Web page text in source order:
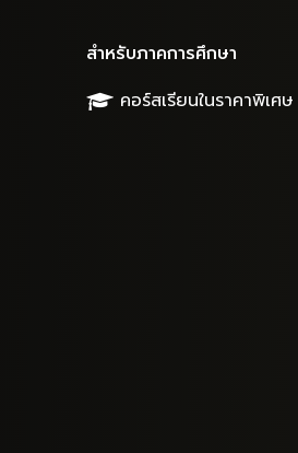
สำหรับภาคการศึกษา
คอร์สเรียนในราคาพิเศษ